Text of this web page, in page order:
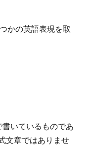
かの英語表現を取
いているものであ
文章ではありませ